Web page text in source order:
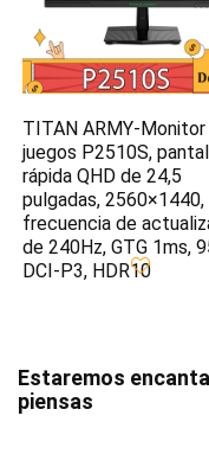
TITAN ARMY-
juegos P2510S,
rápida QHD de 24,5
pulgadas, 2560×1440,
frecuencia de
de 240Hz, GTG 1ms,
DCI-P3, HDR10
Estaremos
piensas